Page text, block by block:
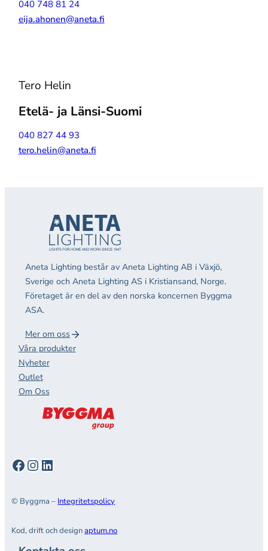
040 748 81 24
eija.ahonen@aneta.fi
Tero Helin
Etelä- ja Länsi-Suomi
040 827 44 93
tero.helin@aneta.fi
Aneta Lighting består av Aneta Lighting AB i Växjö,
Sverige och Aneta Lighting AS i Kristiansand, Norge.
Företaget är en del av den norska koncernen Byggma
ASA.
Mer om oss
Våra produkter
Nyheter
Outlet
Om Oss
Facebook
Instagram
LinkedIn
© Byggma – Integritetspolicy
Kod, drift och designaptum.no